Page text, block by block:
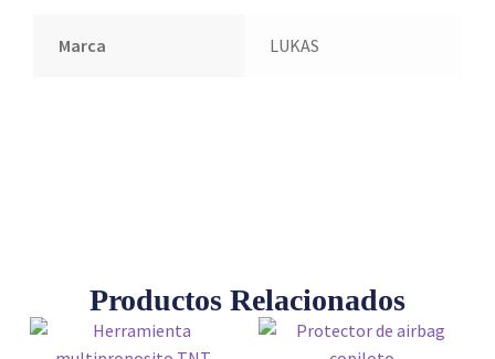
Marca LUKAS
Productos Relacionados